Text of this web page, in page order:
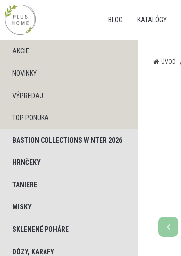
BLOG KATALÓGY
AKCIE
NOVINKY
VÝPREDAJ
TOP PONUKA
BASTION COLLECTIONS WINTER 2026
HRNČEKY
TANIERE
MISKY
SKLENENÉ POHÁRE
DÓZY, KARAFY
ÚVOD